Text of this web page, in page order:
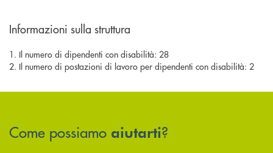
Informazioni sulla struttura
1. Il numero di dipendenti con disabilità: 28
2. Il numero di postazioni di lavoro per dipendenti con disabilità: 2
Come possiamo aiutarti?